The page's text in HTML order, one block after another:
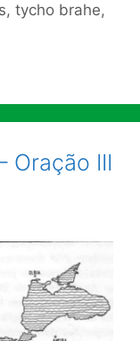
, tycho brahe,
Oração III